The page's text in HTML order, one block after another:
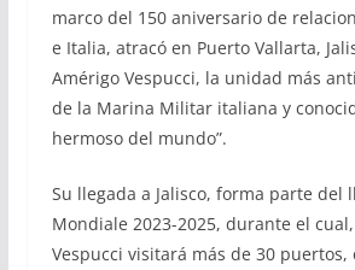
marco del 150 aniversario de
e Italia, atracó en Puerto Vallarta,
Amérigo Vespucci, la unidad más
de la Marina Militar italiana y
hermoso del mundo”.
Su llegada a Jalisco, forma parte del
Mondiale 2023-2025, durante el
Vespucci visitará más de 30 puertos,